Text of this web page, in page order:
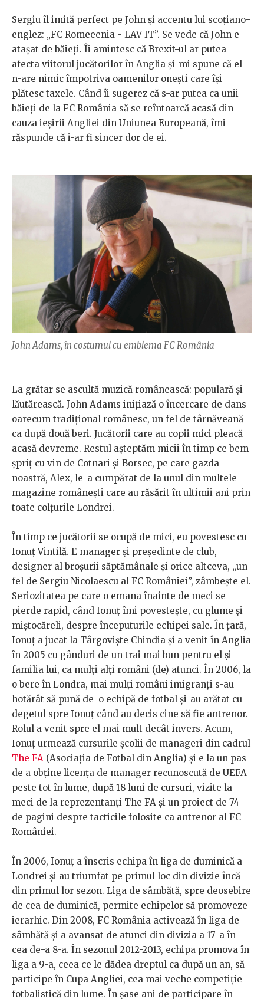
Sergiu îl imită perfect pe John și accentu lui scoțiano-
englez: „FC Romeeenia - LAV IT”. Se vede că John e
atașat de băieți. Îi amintesc că Brexit-ul ar putea
afecta viitorul jucătorilor în Anglia și-mi spune că el
n-are nimic împotriva oamenilor onești care își
plătesc taxele. Când îi sugerez că s-ar putea ca unii
băieți de la FC România să se reîntoarcă acasă din
cauza ieșirii Angliei din Uniunea Europeană, îmi
răspunde că i-ar fi sincer dor de ei.
John Adams, în costumul cu emblema FC România
La grătar se ascultă muzică românească: populară și
lăutărească. John Adams inițiază o încercare de dans
oarecum tradițional românesc, un fel de târnăveană
ca după două beri. Jucătorii care au copii mici pleacă
acasă devreme. Restul așteptăm micii în timp ce bem
șpriț cu vin de Cotnari și Borsec, pe care gazda
noastră, Alex, le-a cumpărat de la unul din multele
magazine românești care au răsărit în ultimii ani prin
toate colțurile Londrei.
În timp ce jucătorii se ocupă de mici, eu povestesc cu
Ionuț Vintilă. E manager și președinte de club,
designer al broșurii săptămânale și orice altceva, „un
fel de Sergiu Nicolaescu al FC României”, zâmbește el.
Seriozitatea pe care o emana înainte de meci se
pierde rapid, când Ionuț îmi povestește, cu glume și
miștocăreli, despre începuturile echipei sale. În țară,
Ionuț a jucat la Târgoviște Chindia și a venit în Anglia
în 2005 cu gânduri de un trai mai bun pentru el și
familia lui, ca mulți alți români (de) atunci. În 2006, la
o bere în Londra, mai mulți români imigranți s-au
hotărât să pună de-o echipă de fotbal și-au arătat cu
degetul spre Ionuț când au decis cine să fie antrenor.
Rolul a venit spre el mai mult decât invers. Acum,
Ionuț urmează cursurile școlii de manageri din cadrul
The FA (Asociația de Fotbal din Anglia) și e la un pas
de a obține licența de manager recunoscută de UEFA
peste tot în lume, după 18 luni de cursuri, vizite la
meci de la reprezentanți The FA și un proiect de 74
de pagini despre tacticile folosite ca antrenor al FC
României.
În 2006, Ionuț a înscris echipa în liga de duminică a
Londrei și au triumfat pe primul loc din divizie încă
din primul lor sezon. Liga de sâmbătă, spre deosebire
de cea de duminică, permite echipelor să promoveze
ierarhic. Din 2008, FC România activează în liga de
sâmbătă și a avansat de atunci din divizia a 17-a în
cea de-a 8-a. În sezonul 2012-2013, echipa promova în
liga a 9-a, ceea ce le dădea dreptul ca după un an, să
participe în Cupa Angliei, cea mai veche competiție
fotbalistică din lume. În șase ani de participare în